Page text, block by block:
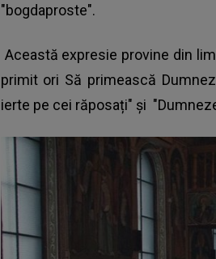
"bogdaproste".
Această expresie provine din
primit ori Să primească
ierte pe cei răposați" şi